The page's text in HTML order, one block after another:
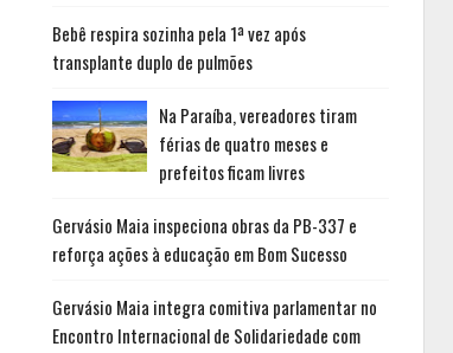
Bebê respira sozinha pela 1ª vez após
transplante duplo de pulmões
Na Paraíba, vereadores tiram
férias de quatro meses e
prefeitos ficam livres
Gervásio Maia inspeciona obras da PB-337 e
reforça ações à educação em Bom Sucesso
Gervásio Maia integra comitiva parlamentar no
Encontro Internacional de Solidariedade com